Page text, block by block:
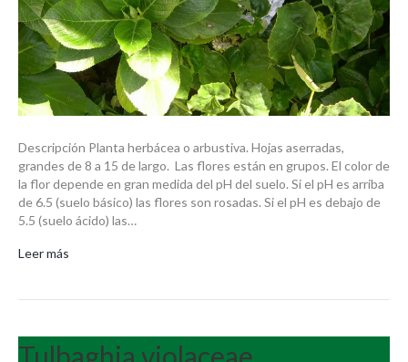
Descripción Planta herbácea o arbustiva. Hojas aserradas,
grandes de 8 a 15 de largo. Las flores están en grupos. El color de
la flor depende en gran medida del pH del suelo. Si el pH es arriba
de 6.5 (suelo básico) las flores son rosadas. Si el pH es debajo de
5.5 (suelo ácido) las…
Leer más